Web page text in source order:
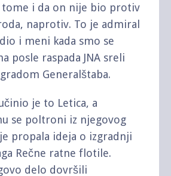
tome i da on nije bio protiv
naprotiv. To je admiral
i meni kada smo se
posle raspada JNA sreli
Generalštaba.
je to Letica, a
se poltroni iz njegovog
propala ideja o izgradnji
Rečne ratne flotile.
delo dovršili